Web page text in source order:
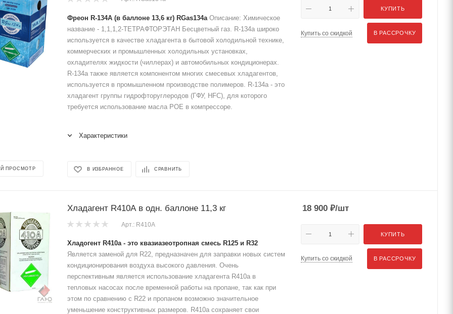
ПРОСМОТР
Фреон R-134А (в баллоне 13,6 кг) RGas134a Описание: Химическое
название - 1,1,1,2-ТЕТРАФТОРЭТАН Бесцветный газ. R-134a широко
используется в качестве хладагента в бытовой холодильной технике,
коммерческих и промышленных холодильных установках,
охладителях жидкости (чиллерах) и автомобильных кондиционерах.
R-134a также является компонентом многих смесевых хладагентов,
используется в промышленном производстве полимеров. R-134a - это
хладагент группы гидрофторуглеродов (ГФУ, HFC), для которого
требуется использование масла POE в компрессоре.
Характеристики
В ИЗБРАННОЕ СРАВНИТЬ
КУПИТЬ
Купить со скидкой В РАССРОЧКУ
Хладагент R410А в одн. баллоне 11,3 кг
Арт.: R410А
Хладогент R410a - это квазиазеотропная смесь R125 и R32
Является заменой для R22, предназначен для заправки новых систем
кондиционирования воздуха высокого давления. Очень
перспективным является использование хладагента R410a в
тепловых насосах после временной работы на пропане, так как при
этом по сравнению с R22 и пропаном возможно значительное
уменьшение конструктивных размеров. R410a сохраняет свои
18 900 ₽/шт
КУПИТЬ
Купить со скидкой В РАССРОЧКУ